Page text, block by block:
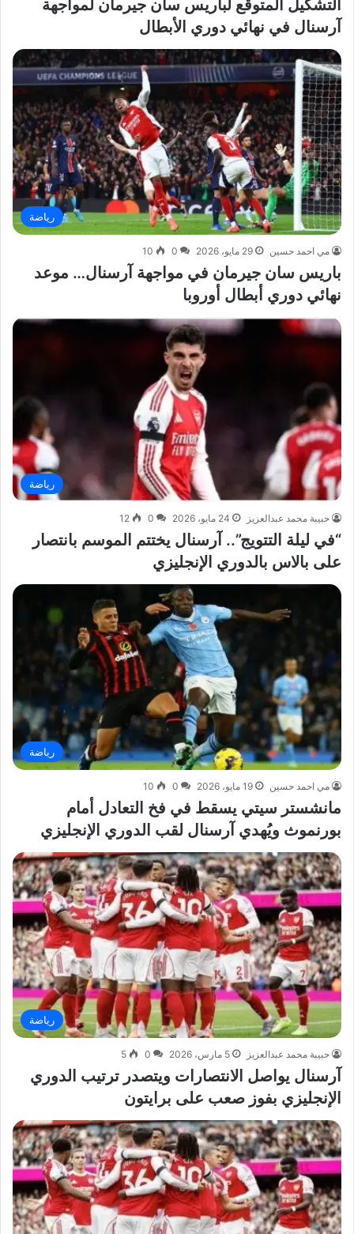
التشكيل المتوقع لباريس سان جيرمان لمواجهة
آرسنال في نهائي دوري الأبطال
رياضة
مي احمد حسين 29 مايو، 2026 0
10
باريس سان جيرمان في مواجهة آرسنال… موعد
نهائي دوري أبطال أوروبا
رياضة
حبيبة محمد عبدالعزيز 24 مايو، 2026 0
12
“في ليلة التتويج”.. آرسنال يختتم الموسم بانتصار
على بالاس بالدوري الإنجليزي
رياضة
مي احمد حسين 19 مايو، 2026 0
10
مانشستر سيتي يسقط في فخ التعادل أمام
بورنموث ويُهدي آرسنال لقب الدوري الإنجليزي
رياضة
حبيبة محمد عبدالعزيز 5 مارس، 2026 0
5
آرسنال يواصل الانتصارات ويتصدر ترتيب الدوري
الإنجليزي بفوز صعب على برايتون